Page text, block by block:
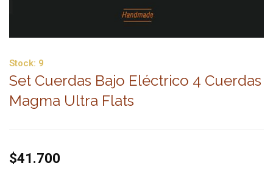
Stock: 9
Set Cuerdas Bajo Eléctrico 4 Cuerdas
Magma Ultra Flats
$41.700